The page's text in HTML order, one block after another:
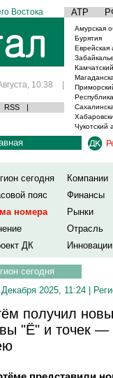
Востока АТР
10:38 |
RSS |
Амурская
Бурятия
Еврейская
Чукотский
сегодня
Компании
пояс
Финансы
номера
Рынки
Отрасль
ДК
Инновации
сегодня
Декабря 2025, 11:24 |
получил
"Ё" и точек